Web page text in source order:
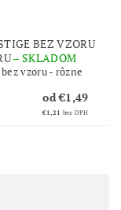
BEZ VZORU
– SKLADOM
vzoru - rôzne
od €1,49
€1,21 bez DPH